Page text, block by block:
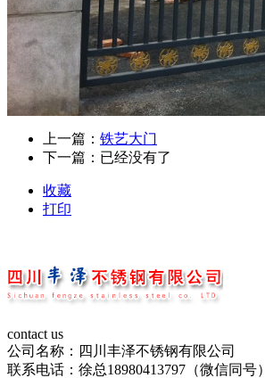
上一篇： 铁艺大门
下一篇：已经没有了
收藏
打印
contact us
公司名称：四川丰泽不锈钢有限公司
联系电话：徐总18980413797（微信同号）